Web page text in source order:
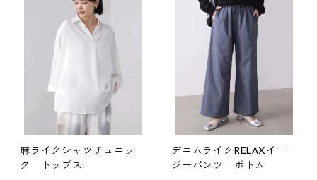
麻ライクシャツチュニッ
ク トップス
デニムライクRELAXイー
ジーパンツ ボトム